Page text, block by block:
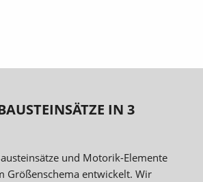
IN 3
und Motorik-Elemente
Größenschema entwickelt. Wir